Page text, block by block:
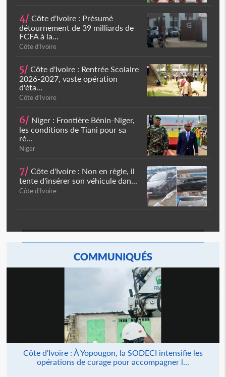
4/ Côte d'Ivoire : Présumé
détournement de 39 milliards de
FCFA à la...
Côte d'Ivoire
5/ Côte d'Ivoire : Rentrée Scolaire
2026-2027, vaste opération
d'éta...
Côte d'Ivoire
6/ Niger : Frontière Bénin-Niger,
les conditions de Tiani pour sa
ré...
Niger
7/ Côte d'Ivoire : Non en règle, il
tente d'insérer son véhicule dan...
Côte d'Ivoire
COMMUNIQUÉS
Côte d'Ivoire : À Yopougon, la SODECI intensifie les
opérations de curage pour accompagner l...